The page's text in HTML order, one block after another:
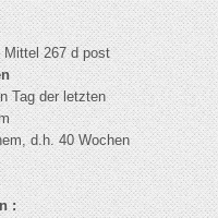
267 d post
Tag der letzten
d.h. 40 Wochen
: